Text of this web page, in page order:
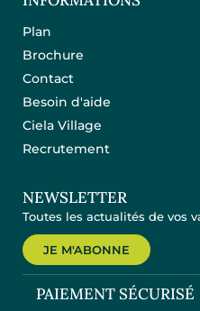
Plan
Brochure
Contact
Besoin d'aide
Ciela Village
Recrutement
NEWSLETTER
Toutes les actualités de vos
JE M'ABONNE
PAIEMENT SÉCURISÉ